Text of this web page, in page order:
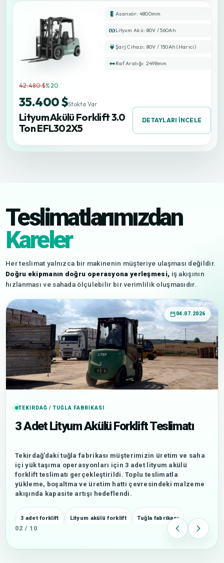
Lityum Akülü Forklift 3.0
Ton EFL302X5
42.480 $%20
35.400 $Stokta Var
DETAYLARI İNCELE
Asansör: 4800mm
Lityum Akü: 80V / 560Ah
Şarj Cihazı: 80V / 150Ah (Harici)
Raf Aralığı: 2498mm
Teslimatlarımızdan
Kareler
Her teslimat yalnızca bir makinenin müşteriye ulaşması değildir.
Doğru ekipmanın doğru operasyona yerleşmesi, iş akışının
hızlanması ve sahada ölçülebilir bir verimlilik oluşmasıdır.
04.07.2026
TEKIRDAĞ / TUĞLA FABRIKASI
3 Adet Lityum Akülü Forklift Teslimatı
Tekirdağ’daki tuğla fabrikası müşterimizin üretim ve saha
içi yük taşıma operasyonları için 3 adet lityum akülü
forklift teslimatı gerçekleştirildi. Toplu teslimatla
yükleme, boşaltma ve üretim hattı çevresindeki malzeme
akışında kapasite artışı hedeflendi.
3 adet forklift Lityum akülü forklift Tuğla fabrikası
02 / 10